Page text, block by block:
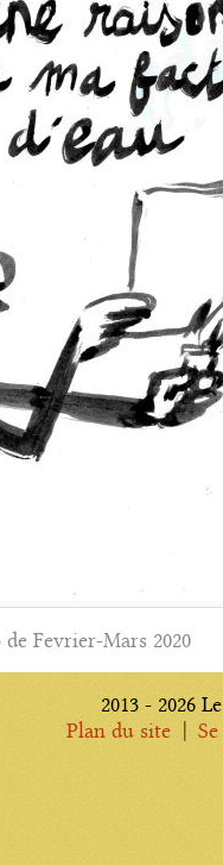
Fevrier-Mars 2020
2013 - 2026
Plan du site